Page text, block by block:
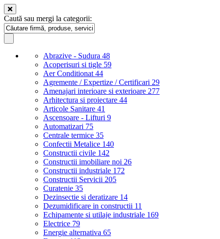
Caută sau mergi la categorii:
Abrazive - Sudura 48
Acoperisuri si tigle 59
Aer Conditionat 44
Agremente / Expertize / Certificari 29
Amenajari interioare si exterioare 277
Arhitectura si proiectare 44
Articole Sanitare 41
Ascensoare - Lifturi 9
Automatizari 75
Centrale termice 35
Confectii Metalice 140
Constructii civile 142
Constructii imobiliare noi 26
Constructii industriale 172
Constructii Servicii 205
Curatenie 35
Dezinsectie si deratizare 14
Dezumidificare in constructii 11
Echipamente si utilaje industriale 169
Electrice 79
Energie alternativa 65